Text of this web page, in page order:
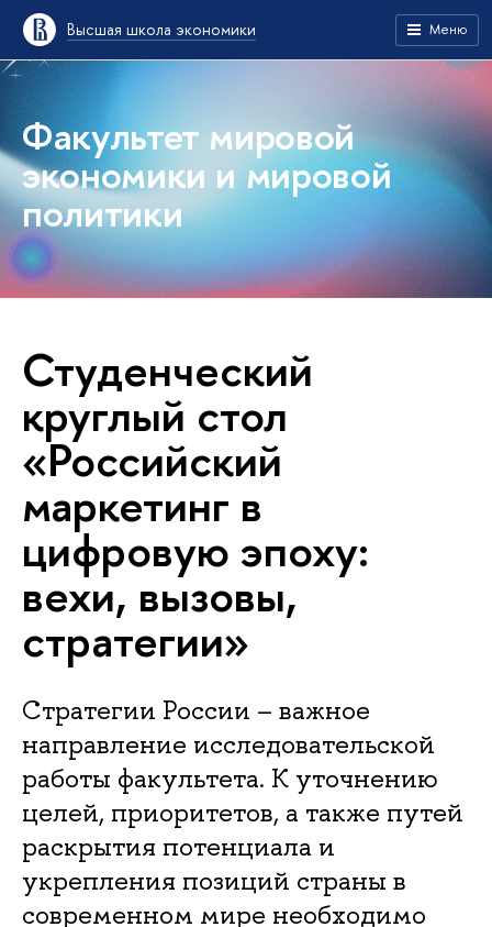
Высшая школа экономики Меню
Факультет мировой
экономики и мировой
политики
Студенческий
круглый стол
«Российский
маркетинг в
цифровую эпоху:
вехи, вызовы,
стратегии»
Стратегии России – важное
направление исследовательской
работы факультета. К уточнению
целей, приоритетов, а также путей
раскрытия потенциала и
укрепления позиций страны в
современном мире необходимо